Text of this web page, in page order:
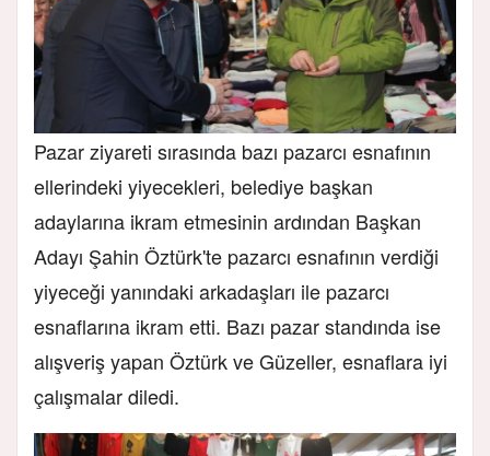
Pazar ziyareti sırasında bazı pazarcı esnafının
ellerindeki yiyecekleri, belediye başkan
adaylarına ikram etmesinin ardından Başkan
Adayı Şahin Öztürk'te pazarcı esnafının verdiği
yiyeceği yanındaki arkadaşları ile pazarcı
esnaflarına ikram etti. Bazı pazar standında ise
alışveriş yapan Öztürk ve Güzeller, esnaflara iyi
çalışmalar diledi.